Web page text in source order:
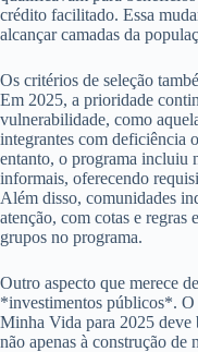
crédito facilitado. Essa
alcançar camadas da
Os critérios de seleção
Em 2025, a prioridade
vulnerabilidade, como
integrantes com deficiência
entanto, o programa incluiu
informais, oferecendo
Além disso, comunidades
atenção, com cotas e regras
grupos no programa.
Outro aspecto que merece
*investimentos públicos*. O
Minha Vida para 2025 deve
não apenas à construção de